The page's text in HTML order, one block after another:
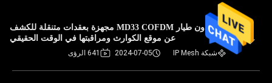
طائرة بدون طيار MD33 COFDM مجهزة بعقدات متنقلة للكشف
عن موقع الكوارث ومراقبتها في الوقت الحقيقي
شبكة IP Mesh 2024-07-05 641 الرؤى